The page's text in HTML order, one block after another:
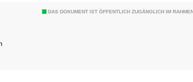
DAS DOKUMENT IST ÖFFENTLICH ZUGÄNGLICH IM